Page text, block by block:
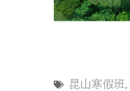
昆山寒假班,